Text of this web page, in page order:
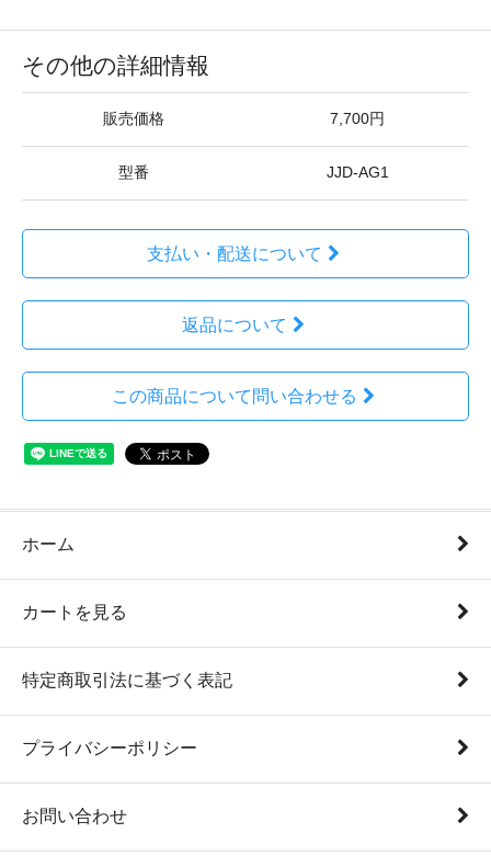
その他の詳細情報
販売価格 7,700円
型番 JJD-AG1
支払い・配送について
返品について
この商品について問い合わせる
ホーム
カートを見る
特定商取引法に基づく表記
プライバシーポリシー
お問い合わせ